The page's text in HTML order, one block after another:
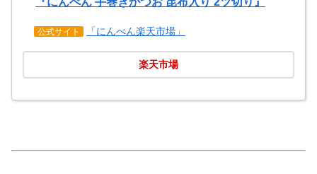
公式サイト 「にんべん楽天市場」
楽天市場